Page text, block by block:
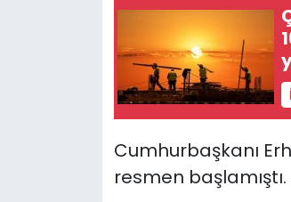
Cumhurbaşkanı
resmen başlamıştı.
Video Galeri
Yazarlar